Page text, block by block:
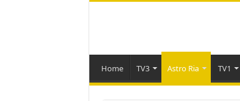
Home TV3 Astro Ria TV1